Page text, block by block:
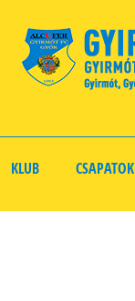
KLUB CSAPATOK